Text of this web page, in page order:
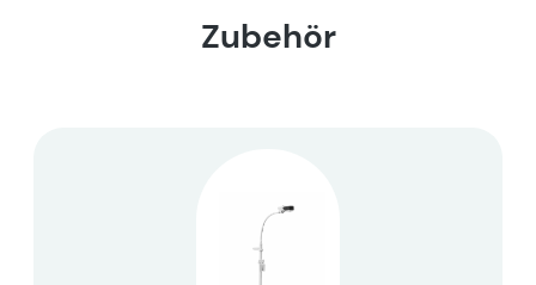
Zubehör